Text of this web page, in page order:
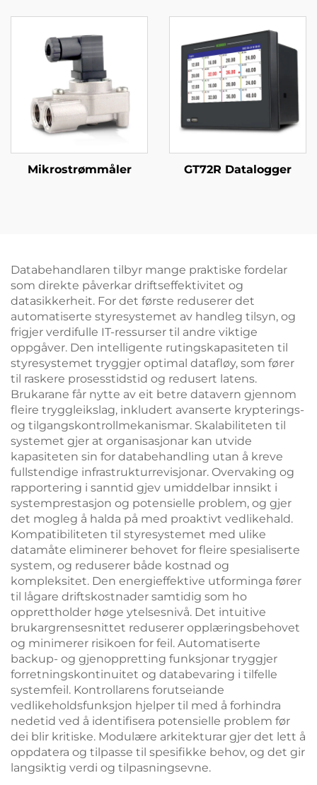
Mikrostrømmåler GT72R Datalogger
Databehandlaren tilbyr mange praktiske fordelar
som direkte påverkar driftseffektivitet og
datasikkerheit. For det første reduserer det
automatiserte styresystemet av handleg tilsyn, og
frigjer verdifulle IT-ressurser til andre viktige
oppgåver. Den intelligente rutingskapasiteten til
styresystemet tryggjer optimal datafløy, som fører
til raskere prosesstidstid og redusert latens.
Brukarane får nytte av eit betre datavern gjennom
fleire tryggleikslag, inkludert avanserte krypterings-
og tilgangskontrollmekanismar. Skalabiliteten til
systemet gjer at organisasjonar kan utvide
kapasiteten sin for databehandling utan å kreve
fullstendige infrastrukturrevisjonar. Overvaking og
rapportering i sanntid gjev umiddelbar innsikt i
systemprestasjon og potensielle problem, og gjer
det mogleg å halda på med proaktivt vedlikehald.
Kompatibiliteten til styresystemet med ulike
datamåte eliminerer behovet for fleire spesialiserte
system, og reduserer både kostnad og
kompleksitet. Den energieffektive utforminga fører
til lågare driftskostnader samtidig som ho
opprettholder høge ytelsesnivå. Det intuitive
brukargrensesnittet reduserer opplæringsbehovet
og minimerer risikoen for feil. Automatiserte
backup- og gjenoppretting funksjonar tryggjer
forretningskontinuitet og databevaring i tilfelle
systemfeil. Kontrollarens forutseiande
vedlikeholdsfunksjon hjelper til med å forhindra
nedetid ved å identifisera potensielle problem før
dei blir kritiske. Modulære arkitekturar gjer det lett å
oppdatera og tilpasse til spesifikke behov, og det gir
langsiktig verdi og tilpasningsevne.